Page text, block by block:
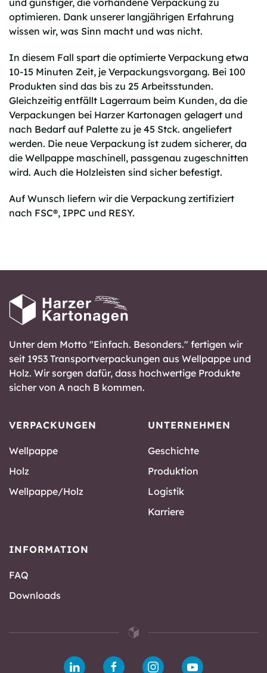
und günstiger, die vorhandene Verpackung zu
optimieren. Dank unserer langjährigen Erfahrung
wissen wir, was Sinn macht und was nicht.
In diesem Fall spart die optimierte Verpackung etwa
10-15 Minuten Zeit, je Verpackungsvorgang. Bei 100
Produkten sind das bis zu 25 Arbeitsstunden.
Gleichzeitig entfällt Lagerraum beim Kunden, da die
Verpackungen bei Harzer Kartonagen gelagert und
nach Bedarf auf Palette zu je 45 Stck. angeliefert
werden. Die neue Verpackung ist zudem sicherer, da
die Wellpappe maschinell, passgenau zugeschnitten
wird. Auch die Holzleisten sind sicher befestigt.
Auf Wunsch liefern wir die Verpackung zertifiziert
nach FSC®, IPPC und RESY.
Unter dem Motto "Einfach. Besonders." fertigen wir
seit 1953 Transportverpackungen aus Wellpappe und
Holz. Wir sorgen dafür, dass hochwertige Produkte
sicher von A nach B kommen.
VERPACKUNGEN
Wellpappe
Holz
Wellpappe/Holz
UNTERNEHMEN
Geschichte
Produktion
Logistik
Karriere
INFORMATION
FAQ
Downloads